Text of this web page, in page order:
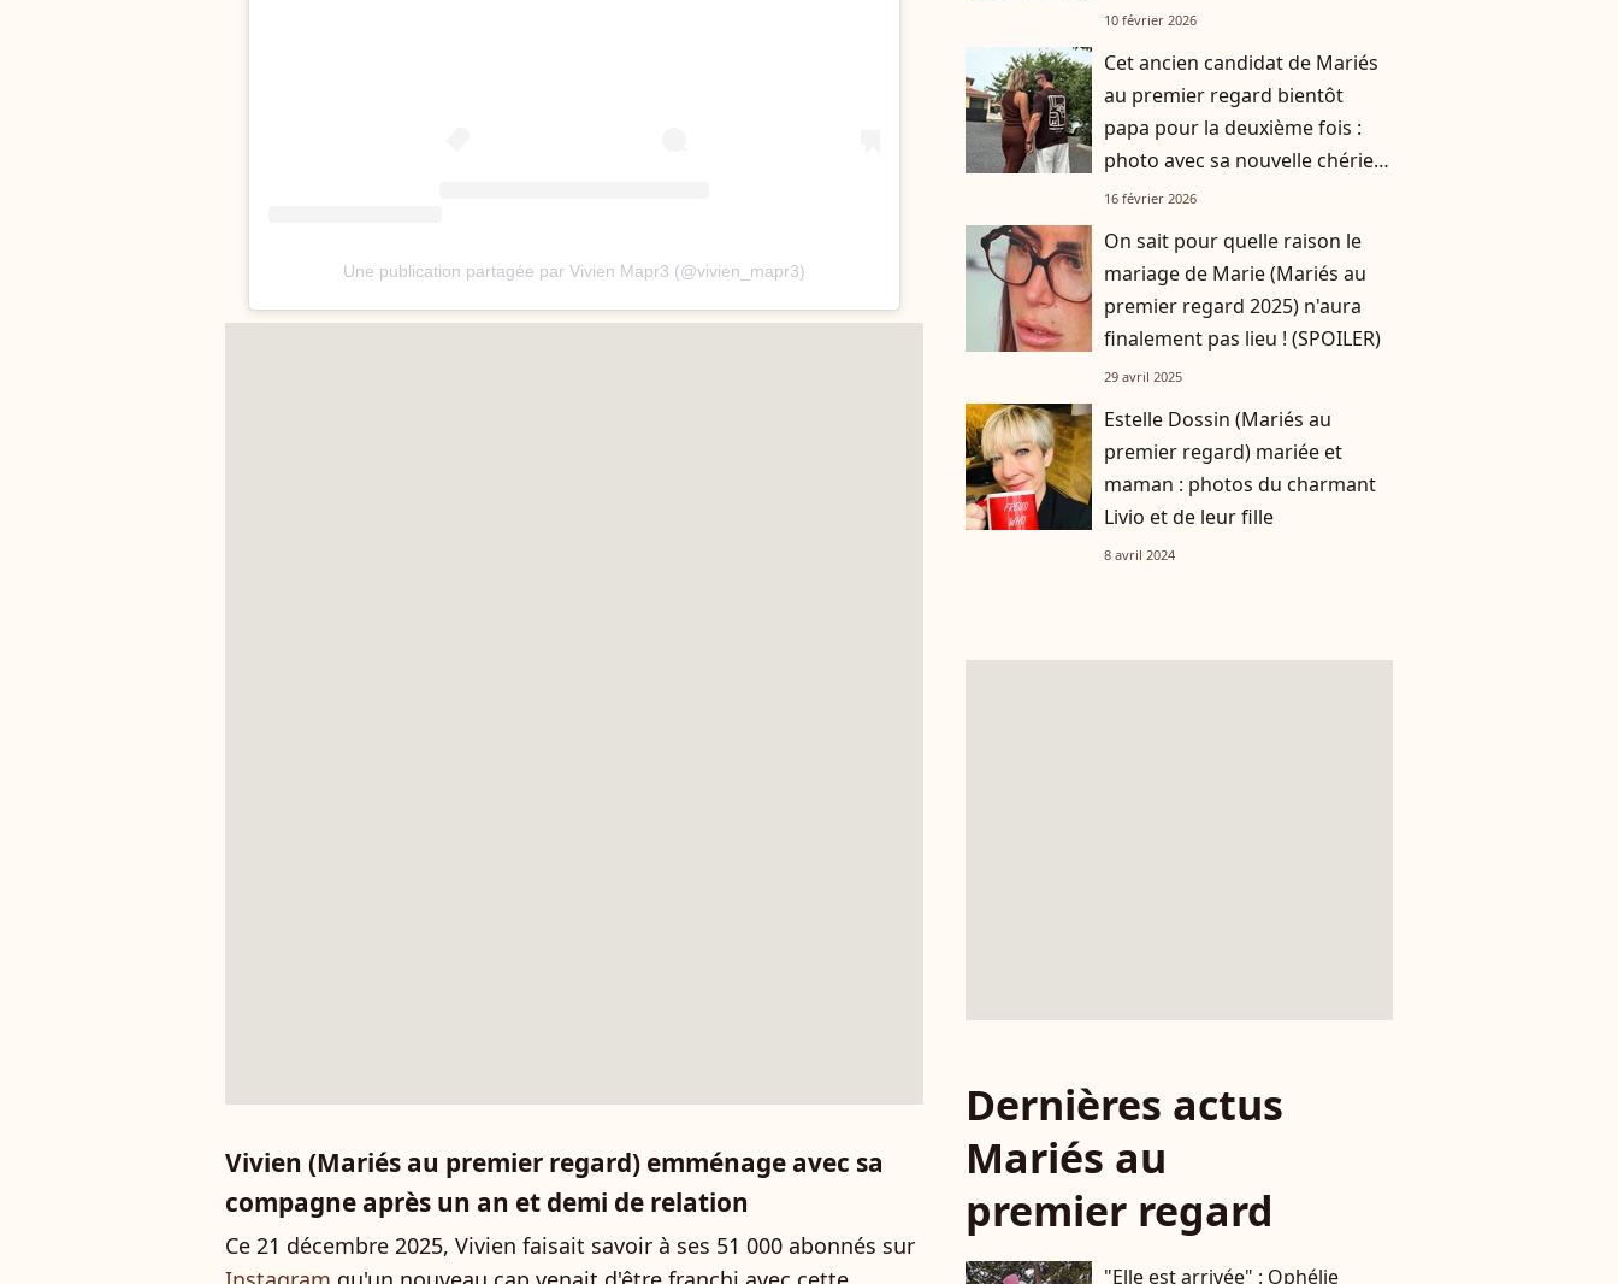
Une publication partagée par Vivien Mapr3 (@vivien_mapr3)
Vivien (Mariés au premier regard) emménage avec sa
compagne après un an et demi de relation
Ce 21 décembre 2025, Vivien faisait savoir à ses 51 000 abonnés sur
couple
10 février 2026
Cet ancien candidat de Mariés
au premier regard bientôt
papa pour la deuxième fois :
photo avec sa nouvelle chérie
pour officialiser
16 février 2026
On sait pour quelle raison le
mariage de Marie (Mariés au
premier regard 2025) n'aura
finalement pas lieu ! (SPOILER)
29 avril 2025
Estelle Dossin (Mariés au
premier regard) mariée et
maman : photos du charmant
Livio et de leur fille
8 avril 2024
Dernières actus
Mariés au
premier regard
"Elle est arrivée" : Ophélie